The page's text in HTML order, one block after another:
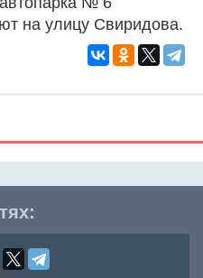
на улицу Свиридова.